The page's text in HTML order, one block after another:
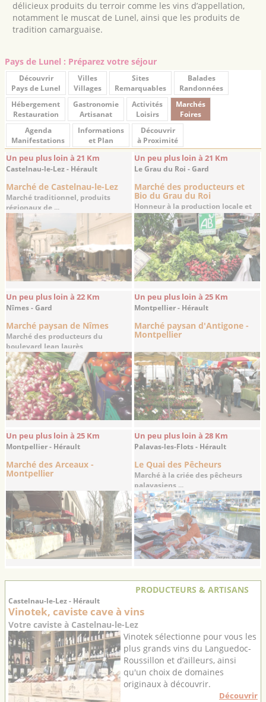
délicieux produits du terroir comme les vins d’appellation,
notamment le muscat de Lunel, ainsi que les produits de
tradition camarguaise.
Pays de Lunel : Préparez votre séjour
Découvrir
Pays de Lunel
Villes
Villages
Sites
Remarquables
Balades
Randonnées
Hébergement
Restauration
Gastronomie
Artisanat
Activités
Loisirs
Marchés
Foires
Agenda
Manifestations
Informations
et Plan
Découvrir
à Proximité
Un peu plus loin à 21 Km
Castelnau-le-Lez - Hérault
Marché de Castelnau-le-Lez
Marché traditionnel, produits
régionaux de ...
Un peu plus loin à 21 Km
Le Grau du Roi - Gard
Marché des producteurs et
Bio du Grau du Roi
Honneur à la production locale et
aux produits ...
Un peu plus loin à 22 Km
Nîmes - Gard
Marché paysan de Nîmes
Marché des producteurs du
boulevard Jean Jaurès
Un peu plus loin à 25 Km
Montpellier - Hérault
Marché paysan d'Antigone -
Montpellier
Un peu plus loin à 25 Km
Montpellier - Hérault
Marché des Arceaux -
Montpellier
Un peu plus loin à 28 Km
Palavas-les-Flots - Hérault
Le Quai des Pêcheurs
Marché à la criée des pêcheurs
palavasiens ...
PRODUCTEURS & ARTISANS
Castelnau-le-Lez - Hérault
Vinotek, caviste cave à vins
Votre caviste à Castelnau-le-Lez
Vinotek sélectionne pour vous les
plus grands vins du Languedoc-
Roussillon et d’ailleurs, ainsi
qu'un choix de domaines
originaux à découvrir.
Découvrir